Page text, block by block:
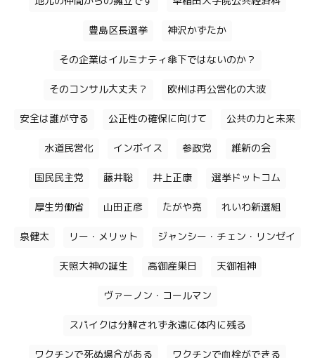
豊島区長選挙 神沢かずたか
その企業はイルミナティ傘下ではないのか？
そのコンサル大丈夫？ 欧州は再公営化の大波
安全は誰が守る 公正性の確保に向けて 公共の力と未来
水道民営化 インボイス 参政党 維新の会
国民民主党 藤井聡 井上正康 選挙ドットコム
厚生労働省 山田正彦 たがや亮 れいわ新選組
泉健太 リー・メリット ジャンシー・チェン・リンゼイ
天照大神の誕生 高御産巣日 天御祖神
ヴァーノン・コールマン
スパイクは分解されず永遠に体内に残る
ワクチンで死ぬ場合がある ワクチンで血栓ができる